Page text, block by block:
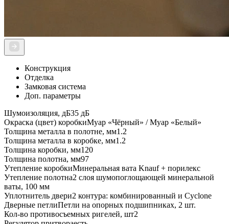
Конструкция
Отделка
Замковая система
Доп. параметры
Шумоизоляция, дБ35 дБ
Окраска (цвет) коробкиМуар «Чёрный» / Муар «Белый»
Толщина металла в полотне, мм1.2
Толщина металла в коробке, мм1.2
Толщина коробки, мм120
Толщина полотна, мм97
Утепление коробкиМинеральная вата Knauf + порилекс
Утепление полотна2 слоя шумопоглощающей минеральной
ваты, 100 мм
Уплотнитель двери2 контура: комбинированный и Cyclone
Дверные петлиПетли на опорных подшипниках, 2 шт.
Кол-во противосъемных ригелей, шт2